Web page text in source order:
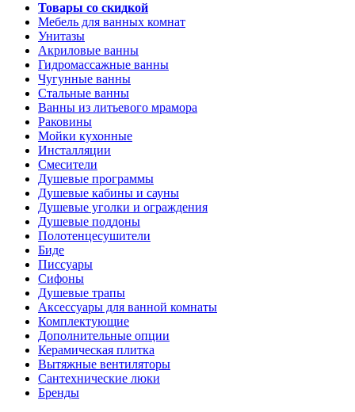
Товары со скидкой
Мебель для ванных комнат
Унитазы
Акриловые ванны
Гидромассажные ванны
Чугунные ванны
Стальные ванны
Ванны из литьевого мрамора
Раковины
Мойки кухонные
Инсталляции
Смесители
Душевые программы
Душевые кабины и сауны
Душевые уголки и ограждения
Душевые поддоны
Полотенцесушители
Биде
Писсуары
Сифоны
Душевые трапы
Аксессуары для ванной комнаты
Комплектующие
Дополнительные опции
Керамическая плитка
Вытяжные вентиляторы
Сантехнические люки
Бренды